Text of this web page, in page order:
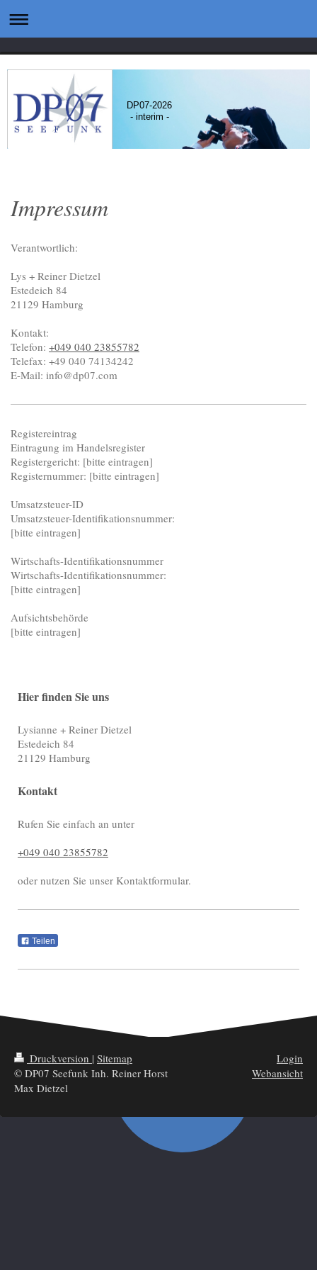
DP07-2026
- interim -
Impressum
Verantwortlich:
Lys + Reiner Dietzel
Estedeich 84
21129 Hamburg
Kontakt:
Telefon: +049 040 23855782
Telefax: +49 040 74134242
E-Mail: info@dp07.com
Registereintrag
Eintragung im Handelsregister
Registergericht: [bitte eintragen]
Registernummer: [bitte eintragen]
Umsatzsteuer-ID
Umsatzsteuer-Identifikationsnummer:
[bitte eintragen]
Wirtschafts-Identifikationsnummer
Wirtschafts-Identifikationsnummer:
[bitte eintragen]
Aufsichtsbehörde
[bitte eintragen]
Hier finden Sie uns
Lysianne + Reiner Dietzel
Estedeich 84
21129 Hamburg
Kontakt
Rufen Sie einfach an unter
+049 040 23855782
oder nutzen Sie unser Kontaktformular.
Teilen
Druckversion | Sitemap
© DP07 Seefunk Inh. Reiner Horst
Max Dietzel
Login
Webansicht